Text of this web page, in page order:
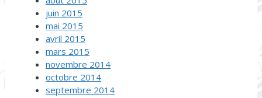
juin 2015
mai 2015
avril 2015
mars 2015
novembre 2014
octobre 2014
septembre 2014